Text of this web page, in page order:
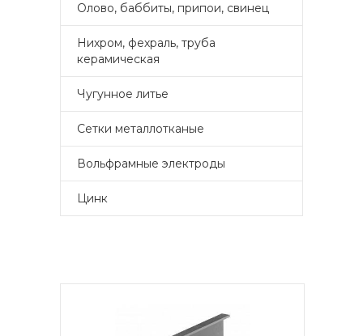
Олово, баббиты, припои, свинец
Нихром, фехраль, труба
керамическая
Чугунное литье
Сетки металлотканые
Вольфрамные электроды
Цинк